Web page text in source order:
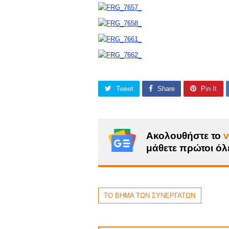
Tweet Share Pin It
Ακολουθήστε το
μάθετε πρώτοι
ΤΟ ΒΗΜΑ ΤΩΝ ΣΥΝΕΡΓΑΤΩΝ